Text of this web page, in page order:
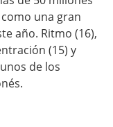
una gran
año. Ritmo (16),
(15) y
de los